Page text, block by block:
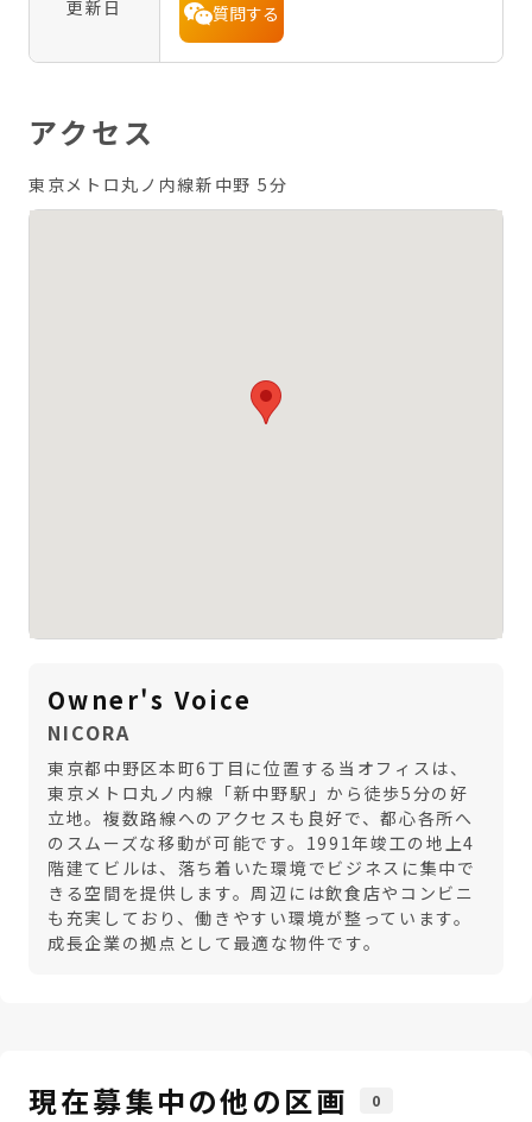
更新日
質問する
アクセス
東京メトロ丸ノ内線新中野 5分
Owner's Voice
NICORA
東京都中野区本町6丁目に位置する当オフィスは、
東京メトロ丸ノ内線「新中野駅」から徒歩5分の好
立地。複数路線へのアクセスも良好で、都心各所へ
のスムーズな移動が可能です。1991年竣工の地上4
階建てビルは、落ち着いた環境でビジネスに集中で
きる空間を提供します。周辺には飲食店やコンビニ
も充実しており、働きやすい環境が整っています。
成長企業の拠点として最適な物件です。
現在募集中の他の区画 0